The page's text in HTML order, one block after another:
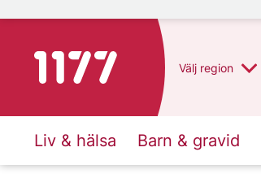
Till startsidan för 1177 Välj region
Liv & hälsa Barn & gravid